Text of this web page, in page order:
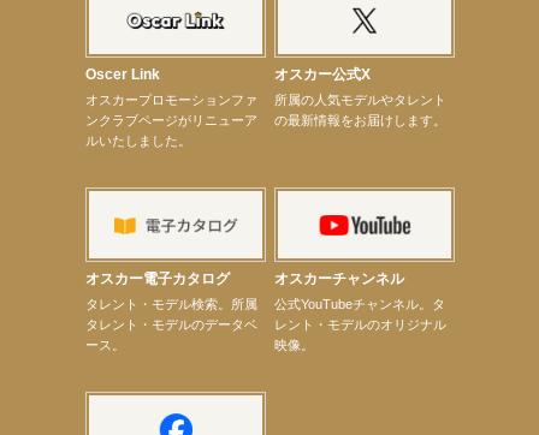
【elfin’】7thシングル『全世界』がFM TANABEでO.A.決定♪
【昆虫ハンター牧田習】宝塚市立手塚治虫記念館トークショー＆宝塚文化芸術センター昆虫展示イ
【昆虫ハンター牧田習】8月13日（木）プライムツリー赤池「ふれあい昆虫フェスティバル」トーク
【井頭愛海】『小さなお葬式』TV-CM出演！
【定本楓馬】WEB DIGVII 連載企画『東京23時』に登場！
【髙橋ひかる】7月雑誌掲載情報
【elfin’】【小倉舞子】8月9日（日）「MxM’s produce event vol.14」に出演決定！
【elfin’】【辻美優】8月28日（金）「辻美優(elfin’)グレイテスト・ショー」に出演決定！
【elfin’】9月27日（日）「Beauty Voice Theater Reboot Vol.3」開催決定！
【本田紗来】「Ray」9月号発売中！
Oscer Link
オスカープロモーションファ
ンクラブページがリニューア
ルいたしました。
オスカー公式X
所属の人気モデルやタレント
の最新情報をお届けします。
オスカー電子カタログ
タレント・モデル検索。所属
タレント・モデルのデータベ
ース。
オスカーチャンネル
公式YouTubeチャンネル。タ
レント・モデルのオリジナル
映像。